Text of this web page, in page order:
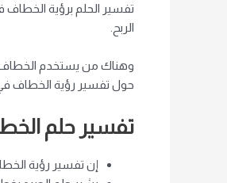
تفسير الحلم برؤية الخطاف
الربح.
وهناك من يستخدم الخطاف
حول تفسير رؤية الخطاف في
تفسير حلم
إن تفسير رؤية